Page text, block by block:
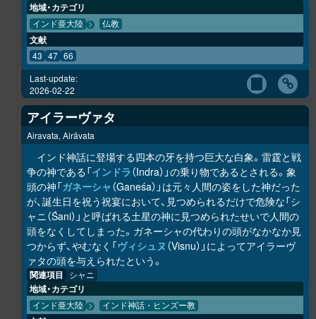
地域・カテゴリ
インド亜大陸 仏教
文献
43 47 66
Last-update:
2026-02-22
アイラーヴァタ
Airavata, Airāvata
インド神話に登場する四本の牙を持つ巨大な白象。雷霆と戦
争の神である「インドラ （Indra）」の乗り物であるとされる。象
頭の神「ガネーシャ（Ganeśa）」は元々人間の姿をした神だった
が、誕生日を祝う祝宴において、見つめられるだけで危険な「シ
ャニ（Śani）」と呼ばれる土星の神に見つめられたせいで人間の
頭をなくしてしまった。ガネーシャの代わりの頭がなかなか見
つからず、やむなく「ヴィシュヌ （Visnu）」によってアイラーヴ
ァタの頭を与えられたという。
関連項目 シャニ
地域・カテゴリ
インド亜大陸 インド神話・ヒンズー教